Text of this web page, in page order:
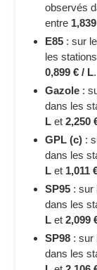
observés
entre
E85 : sur
les
0,899 € / L.
Gazole :
dans les
L et2,250
GPL (c) :
dans les
L et 1,011
SP95 : sur
dans les
L et2,099
SP98 : sur
dans les